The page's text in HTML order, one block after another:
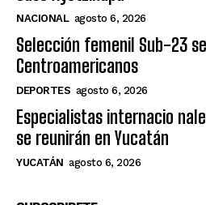
NACIONAL agosto 6, 2026
Selección femenil Sub-23
Centroamericanos
DEPORTES agosto 6, 2026
Especialistas internacio
se reunirán en Yucatán
YUCATÁN agosto 6, 2026